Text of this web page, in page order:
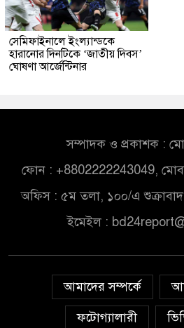
সেমিফাইনালে ইংল্যান্ডকে
হারানোর দিনটিকে ‘জাতীয় দিবস’
ঘোষণা আর্জেন্টিনার
সম্পাদক ও প্রকাশক :
ফোন : +8802222243049,
অফিস : ৫ম তলা, ১০০/এ
ইমেইল :
আমাদের সম্পর্কে
ফটোগ্যালারী